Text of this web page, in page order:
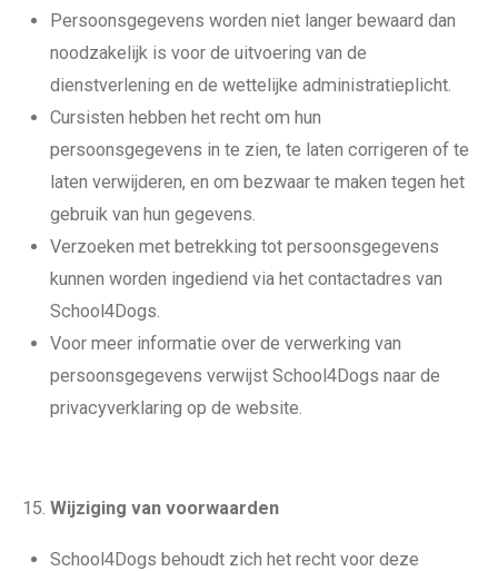
Persoonsgegevens worden niet langer bewaard dan
noodzakelijk is voor de uitvoering van de
dienstverlening en de wettelijke administratieplicht.
Cursisten hebben het recht om hun
persoonsgegevens in te zien, te laten corrigeren of te
laten verwijderen, en om bezwaar te maken tegen het
gebruik van hun gegevens.
Verzoeken met betrekking tot persoonsgegevens
kunnen worden ingediend via het contactadres van
School4Dogs.
Voor meer informatie over de verwerking van
persoonsgegevens verwijst School4Dogs naar de
privacyverklaring op de website.
Wijziging van voorwaarden
School4Dogs behoudt zich het recht voor deze